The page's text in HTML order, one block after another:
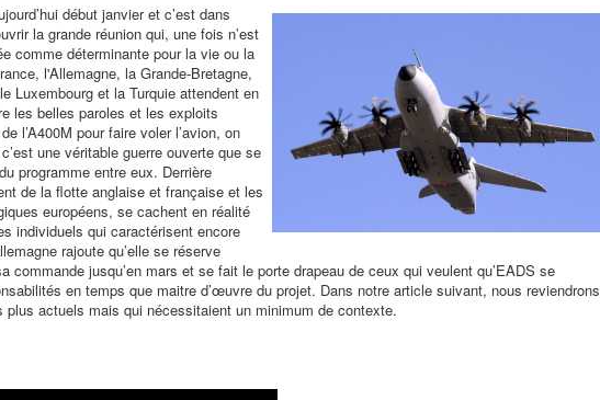
début janvier et c’est dans
la grande réunion qui, une fois n’est
comme déterminante pour la vie ou la
l'Allemagne, la Grande-Bretagne,
Luxembourg et la Turquie attendent en
les belles paroles et les exploits
l’A400M pour faire voler l’avion, on
une véritable guerre ouverte que se
programme entre eux. Derrière
de la flotte anglaise et française et les
européens, se cachent en réalité
individuels qui caractérisent encore
rajoute qu’elle se réserve
commande jusqu’en mars et se fait le porte drapeau de ceux qui veulent qu’EADS se
en temps que maitre d’œuvre du projet. Dans notre article suivant, nous reviendrons
plus actuels mais qui nécessitaient un minimum de contexte.